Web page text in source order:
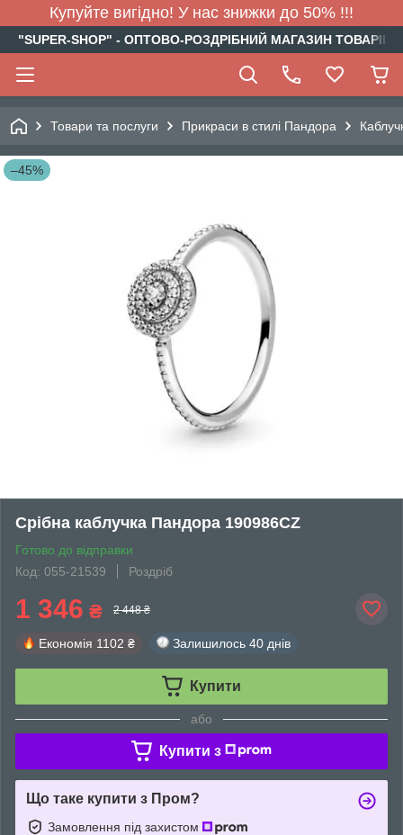
Купуйте вигідно! У нас знижки до 50% !!!
"SUPER-SHOP" - ОПТОВО-РОЗДРІБНИЙ МАГАЗИН
Товари та послуги Прикраси в стилі Пандора
–45%
Срібна каблучка Пандора 190986CZ
Готово до відправки
Код: 055-21539
Роздріб
1 346 ₴ 2 448 ₴
Економія 1102 ₴ Залишилось 40 днів
Купити
або
Купити з
Що таке купити з Пром?
Замовлення під захистом